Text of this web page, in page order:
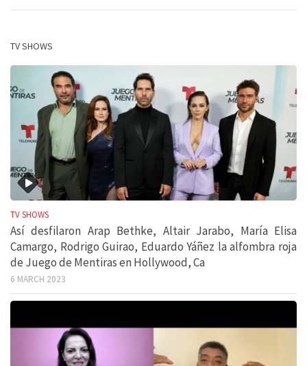
TV SHOWS
TV SHOWS
Así desfilaron Arap Bethke, Altair Jarabo, María Elisa
Camargo, Rodrigo Guirao, Eduardo Yáñez la alfombra roja
de Juego de Mentiras en Hollywood, Ca
6 MARCH 2023